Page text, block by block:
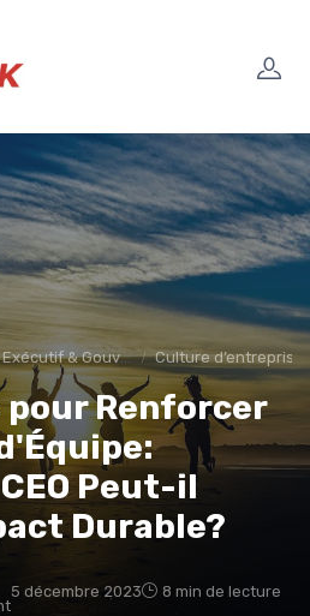
& Gouvernance Culture d’entreprise
Renforcer
Peut-il
Durable?
5 décembre 2023 8 min de lecture